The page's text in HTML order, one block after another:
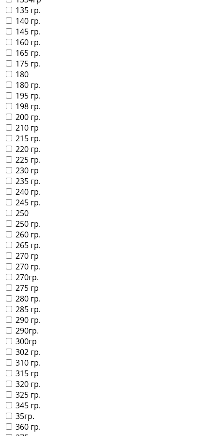
135 гр.
140 гр.
145 гр.
160 гр.
165 гр.
175 гр.
180
180 гр.
195 гр.
198 гр.
200 гр.
210 гр
215 гр.
220 гр.
225 гр.
230 гр
235 гр.
240 гр.
245 гр.
250
250 гр.
260 гр.
265 гр.
270 гр
270 гр.
270гр.
275 гр
280 гр.
285 гр.
290 гр.
290гр.
300гр
302 гр.
310 гр.
315 гр
320 гр.
325 гр.
345 гр.
35гр.
360 гр.